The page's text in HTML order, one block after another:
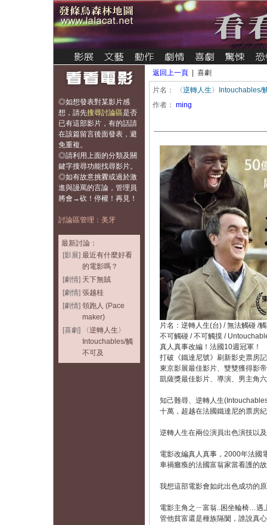
◎如想發表對某影片感
想， 請先搜尋討論區是否
已有這部影片，有的話請
在該篇留言後面發表，避
免重複。
◎請利用上面的分類及關
鍵字搜尋功能找尋影片。
◎如有故意挑釁或過於激
進與謾罵的言論，管理員
將會→砍！停權！再見！
討論區管理：美牙
最新討論：
[影展] 最近有什麼好看
的電影嗎？
[劇情] 天下無賊
[劇情] 張越桂
[劇情] 領跑人 (Pace
maker)
[喜劇]
〈逆轉人生〉
Intouchables/觸
不可及
返回上一頁 | 喜劇
片名：
〈逆轉人生〉Intouchables/
作者： ming
片名：逆轉人生(台) / 無法觸碰 /
不可觸碰 / 不可觸摸 /
真人真事改編！法國10週冠軍！
打破《鐵達尼號》刷新影史票房
東京影展最佳影片、雙雙獲得影
凱薩獎最佳影片、導演、男主角
知己難尋、逆轉人生
十萬，超越在法國鐵達尼的票房
逆轉人生在兩位演員出色演技以
電影改編真人真事，2000年法國
車禍癱瘓的法國富翁家當看護的
我想這部電影會如此出色成功的
電影主角之ㄧ富翁..困坐輪椅…遇
管他貧富還是種族隔閡，誰說真